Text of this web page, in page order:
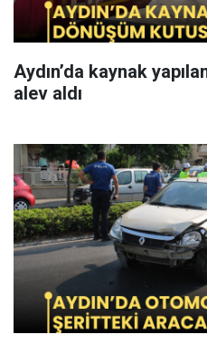
Aydın’da kaynak
alev aldı